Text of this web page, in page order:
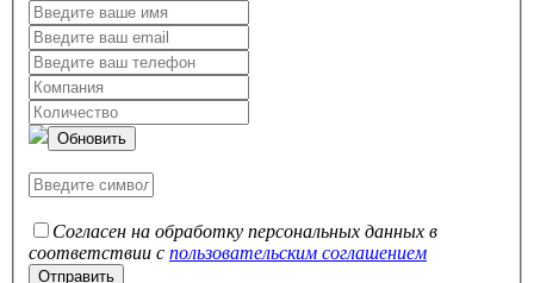
Обновить
Согласен на обработку персональных данных в
соответствии с пользовательским соглашением